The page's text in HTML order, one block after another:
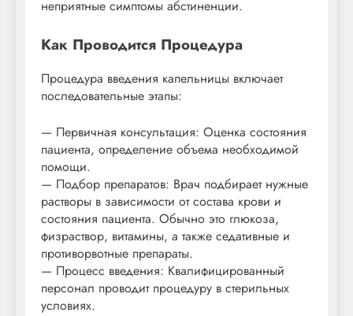
неприятные симптомы абстиненции.
Как Проводится Процедура
Процедура введения капельницы включает
последовательные этапы:
— Первичная консультация: Оценка состояния
пациента, определение объема необходимой
помощи.
— Подбор препаратов: Врач подбирает нужные
растворы в зависимости от состава крови и
состояния пациента. Обычно это глюкоза,
физраствор, витамины, а также седативные и
противорвотные препараты.
— Процесс введения: Квалифицированный
персонал проводит процедуру в стерильных
условиях.